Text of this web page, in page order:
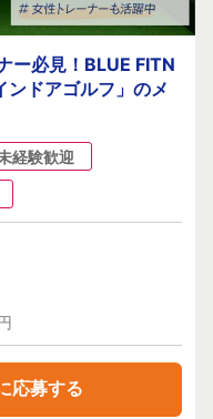
ー必見！BLUE FITN
ドアゴルフ」のメ
経験歓迎
応募する